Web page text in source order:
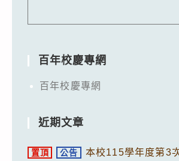
百年校慶專網
百年校慶專網
近期文章
置頂 公告
本校115學年度第3